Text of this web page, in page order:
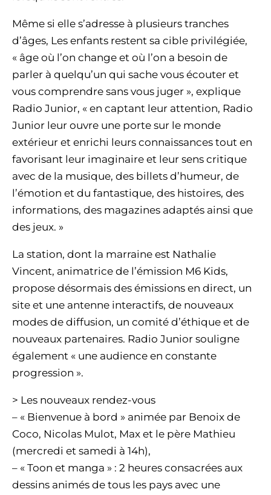
Même si elle s’adresse à plusieurs tranches
d’âges, Les enfants restent sa cible privilégiée,
« âge où l’on change et où l’on a besoin de
parler à quelqu’un qui sache vous écouter et
vous comprendre sans vous juger », explique
Radio Junior, « en captant leur attention, Radio
Junior leur ouvre une porte sur le monde
extérieur et enrichi leurs connaissances tout en
favorisant leur imaginaire et leur sens critique
avec de la musique, des billets d’humeur, de
l’émotion et du fantastique, des histoires, des
informations, des magazines adaptés ainsi que
des jeux. »
La station, dont la marraine est Nathalie
Vincent, animatrice de l’émission M6 Kids,
propose désormais des émissions en direct, un
site et une antenne interactifs, de nouveaux
modes de diffusion, un comité d’éthique et de
nouveaux partenaires. Radio Junior souligne
également « une audience en constante
progression ».
> Les nouveaux rendez-vous
– « Bienvenue à bord » animée par Benoix de
Coco, Nicolas Mulot, Max et le père Mathieu
(mercredi et samedi à 14h),
– « Toon et manga » : 2 heures consacrées aux
dessins animés de tous les pays avec une